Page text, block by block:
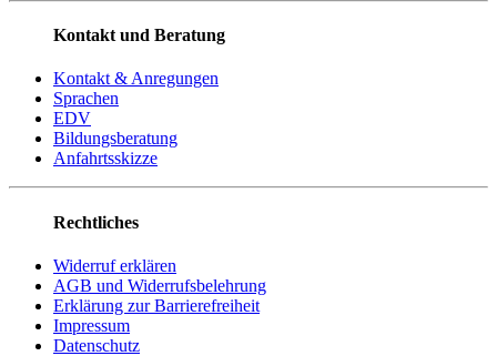
Kontakt und Beratung
Kontakt & Anregungen
Sprachen
EDV
Bildungsberatung
Anfahrtsskizze
Rechtliches
Widerruf erklären
AGB und Widerrufsbelehrung
Erklärung zur Barrierefreiheit
Impressum
Datenschutz